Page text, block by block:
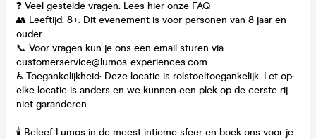
❓ Veel gestelde vragen: Lees hier onze FAQ
👥 Leeftijd: 8+. Dit evenement is voor personen van 8 jaar en
ouder
📞 Voor vragen kun je ons een email sturen via
customerservice@lumos-experiences.com
♿ Toegankelijkheid: Deze locatie is rolstoeltoegankelijk. Let op:
elke locatie is anders en we kunnen een plek op de eerste rij
niet garanderen.
🕯️ Beleef Lumos in de meest intieme sfeer en boek ons voor je